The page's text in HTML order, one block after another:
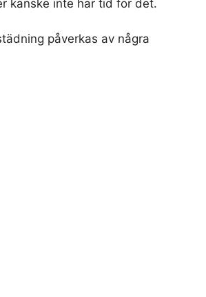
kanske inte har tid för det.
påverkas av några